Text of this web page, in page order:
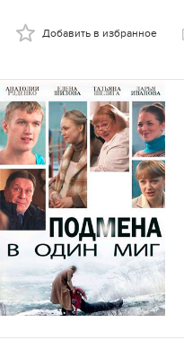
Добавить в избранное